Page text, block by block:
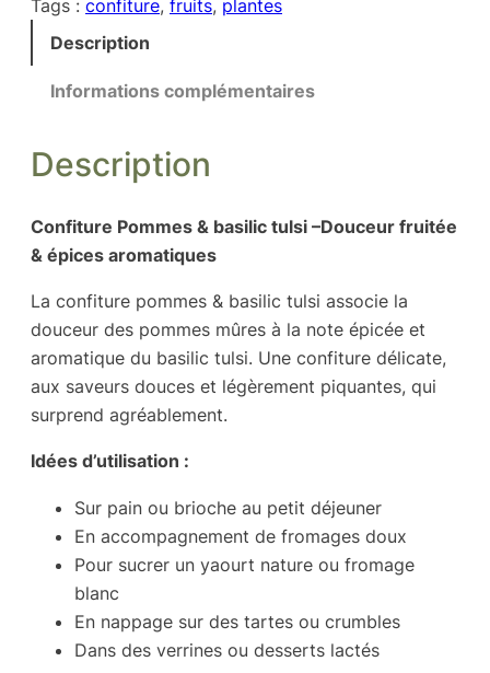
e
o
n
t
u
r
e
d
n
v
:
Tags : confiture, fruits, plantes
Description
Informations complémentaires
Description
Confiture Pommes & basilic tulsi –Douceur fruitée
& épices aromatiques
La confiture pommes & basilic tulsi associe la
douceur des pommes mûres à la note épicée et
aromatique du basilic tulsi. Une confiture délicate,
aux saveurs douces et légèrement piquantes, qui
surprend agréablement.
Idées d’utilisation :
Sur pain ou brioche au petit déjeuner
En accompagnement de fromages doux
Pour sucrer un yaourt nature ou fromage
blanc
En nappage sur des tartes ou crumbles
Dans des verrines ou desserts lactés